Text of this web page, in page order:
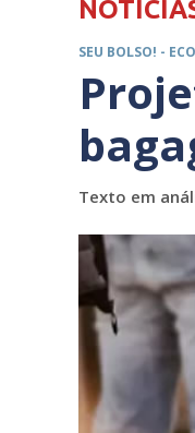
SEU BOLSO! -
Texto em